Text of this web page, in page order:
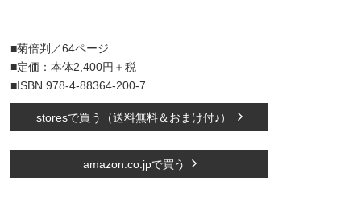
■菊倍判／64ページ
■定価：本体2,400円＋税
■ISBN 978-4-88364-200-7
storesで買う（送料無料＆おまけ付♪）
amazon.co.jpで買う